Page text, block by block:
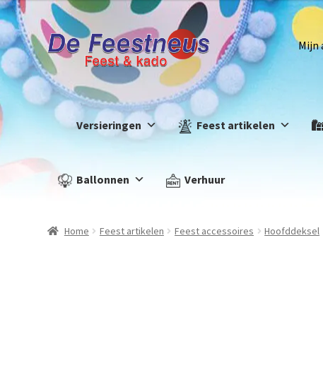
Mijn
Versieringen Feest artikelen
Ballonnen Verhuur
Home Feest artikelen Feest accessoires Hoofddeksel